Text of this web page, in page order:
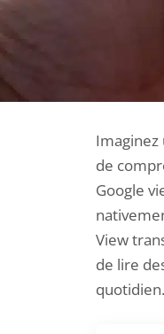
de
Google
View
de lire
quotidien.